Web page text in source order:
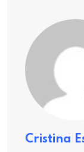
Cristina